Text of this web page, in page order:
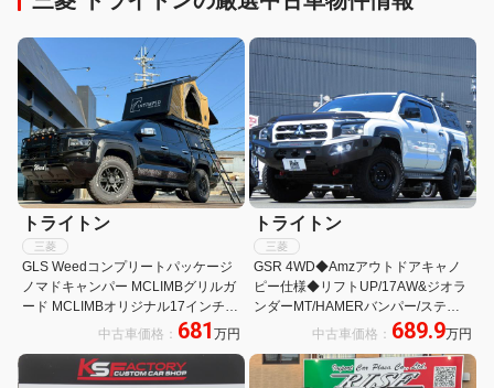
トライトン
三菱
GLS Weedコンプリートパッケージ
ノマドキャンパー MCLIMBグリルガ
ード MCLIMBオリジナル17インチ
AW BFG/AT MCLIMBキャノピー ル
中古車価格： 681 万円
トライトン
三菱
GSR 4WD◆Amzアウトドアキャノ
ピー仕様◆リフトUP/17AW&ジオラ
ンダーMT/HAMERバンパー/ステン
レスマフラー/ルーフバー/純地デジナ
クル/Sヒーター/
中古車価格： 689.9万円